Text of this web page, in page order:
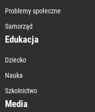
Problemy społeczne
Samorząd
Edukacja
Dziecko
Nauka
Szkolnictwo
Media